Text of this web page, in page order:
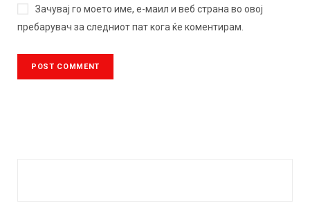
Зачувај го моето име, е-маил и веб страна во овој
пребарувач за следниот пат кога ќе коментирам.